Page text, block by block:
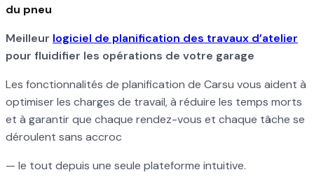
du pneu
Meilleur logiciel de planification des travaux d’atelier
pour fluidifier les opérations de votre garage
Les fonctionnalités de planification de Carsu vous aident à
optimiser les charges de travail, à réduire les temps morts
et à garantir que chaque rendez-vous et chaque tâche se
déroulent sans accroc
— le tout depuis une seule plateforme intuitive.